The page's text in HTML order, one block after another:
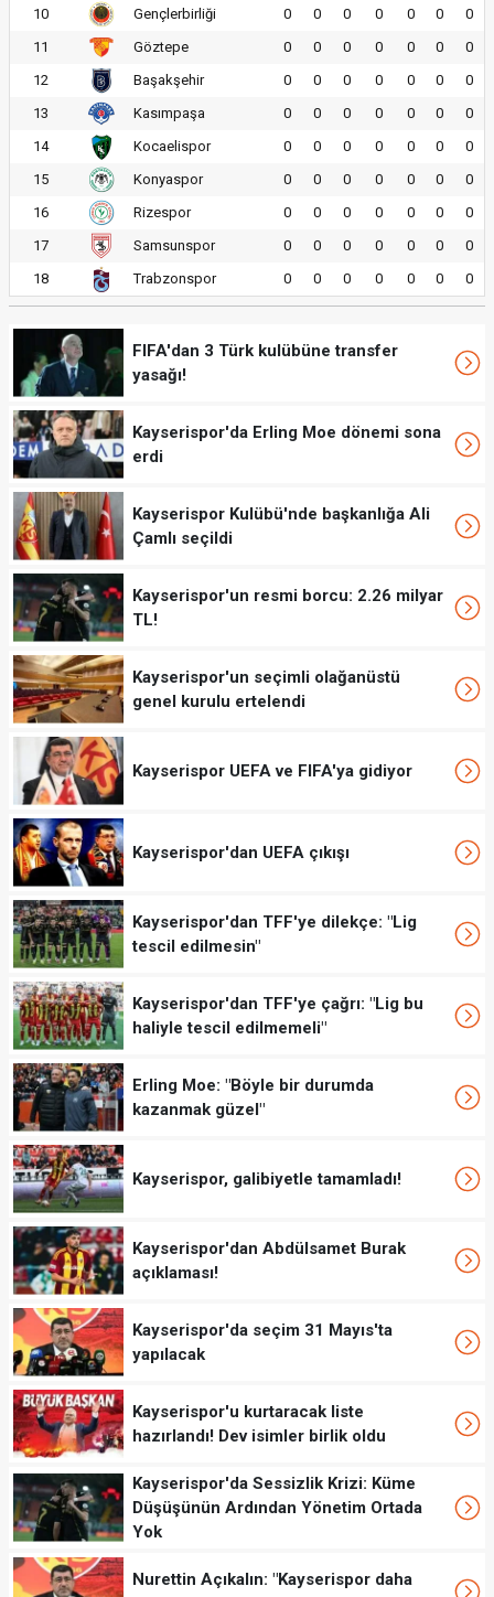
10
Gençlerbirliği 0 0 0 0 0 0
0
11
Göztepe 0 0 0 0 0 0
0
12
Başakşehir 0 0 0 0 0 0
0
13
Kasımpaşa 0 0 0 0 0 0
0
14
Kocaelispor 0 0 0 0 0 0
0
15
Konyaspor 0 0 0 0 0 0
0
16
Rizespor 0 0 0 0 0 0
0
17
Samsunspor 0 0 0 0 0 0
0
18
Trabzonspor 0 0 0 0 0 0 0
FIFA'dan 3 Türk kulübüne transfer
yasağı!
Kayserispor'da Erling Moe dönemi sona
erdi
Kayserispor Kulübü'nde başkanlığa Ali
Çamlı seçildi
Kayserispor'un resmi borcu: 2.26 milyar
TL!
Kayserispor'un seçimli olağanüstü
genel kurulu ertelendi
Kayserispor UEFA ve FIFA'ya gidiyor
Kayserispor'dan UEFA çıkışı
Kayserispor'dan TFF'ye dilekçe: "Lig
tescil edilmesin"
Kayserispor'dan TFF'ye çağrı: "Lig bu
haliyle tescil edilmemeli"
Erling Moe: "Böyle bir durumda
kazanmak güzel"
Kayserispor, galibiyetle tamamladı!
Kayserispor'dan Abdülsamet Burak
açıklaması!
Kayserispor'da seçim 31 Mayıs'ta
yapılacak
Kayserispor'u kurtaracak liste
hazırlandı! Dev isimler birlik oldu
Kayserispor'da Sessizlik Krizi: Küme
Düşüşünün Ardından Yönetim Ortada
Yok
Nurettin Açıkalın: "Kayserispor daha